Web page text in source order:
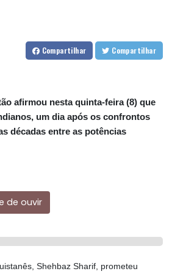
Compartilhar Compartilhar
afirmou nesta quinta-feira (8) que
um dia após os confrontos
décadas entre as potências
de ouvir
Shehbaz Sharif, prometeu